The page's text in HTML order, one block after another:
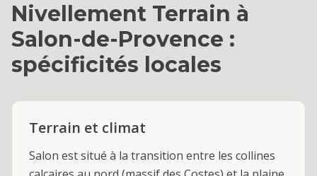
Nivellement Terrain à
Salon-de-Provence :
spécificités locales
Terrain et climat
Salon est situé à la transition entre les collines